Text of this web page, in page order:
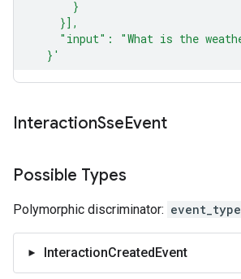
InteractionSseEvent
Possible Types
Polymorphic discriminator: event_type
InteractionCreatedEvent